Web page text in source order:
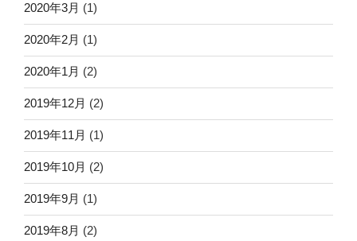
2020年3月 (1)
2020年2月 (1)
2020年1月 (2)
2019年12月 (2)
2019年11月 (1)
2019年10月 (2)
2019年9月 (1)
2019年8月 (2)